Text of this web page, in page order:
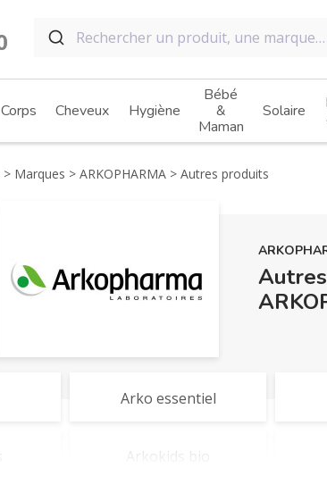
Corps Cheveux Hygiène
Bébé
&
Maman
Solaire
Marques ARKOPHARMA Autres produits
Arko essentiel
Arkokids bio